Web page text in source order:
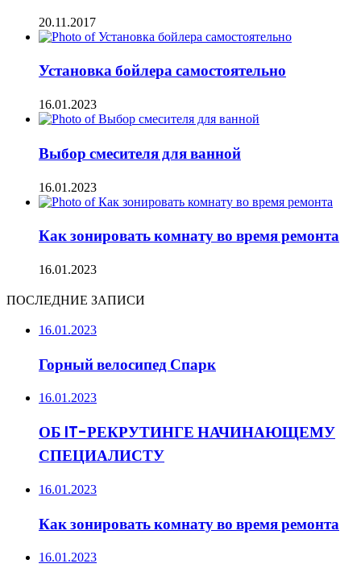
20.11.2017
Установка бойлера самостоятельно
16.01.2023
Выбор смесителя для ванной
16.01.2023
Как зонировать комнату во время ремонта
16.01.2023
ПОСЛЕДНИЕ ЗАПИСИ
16.01.2023
Горный велосипед Спарк
16.01.2023
ОБ IT-РЕКРУТИНГЕ НАЧИНАЮЩЕМУ
СПЕЦИАЛИСТУ
16.01.2023
Как зонировать комнату во время ремонта
16.01.2023